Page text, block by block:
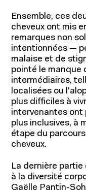
À
Ensemble, ces
cheveux ont mis
remarques non
intentionnées —
malaise et de
pointé le manque
intermédiaires,
localisées ou
plus difficiles à
intervenantes ont
plus inclusives, à
étape du
cheveux.
La dernière partie
à la diversité
Gaëlle Pantin-